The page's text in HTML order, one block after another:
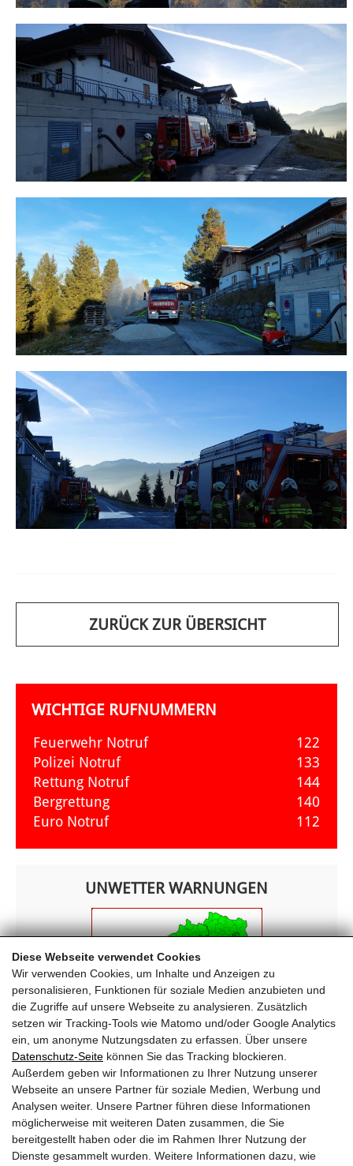
Diese Webseite verwendet Cookies
Wir verwenden Cookies, um Inhalte und Anzeigen zu
personalisieren, Funktionen für soziale Medien anzubieten und
die Zugriffe auf unsere Webseite zu analysieren. Zusätzlich
setzen wir Tracking-Tools wie Matomo und/oder Google Analytics
ein, um anonyme Nutzungsdaten zu erfassen. Über unsere
Datenschutz-Seite können Sie das Tracking blockieren.
Außerdem geben wir Informationen zu Ihrer Nutzung unserer
Webseite an unsere Partner für soziale Medien, Werbung und
Analysen weiter. Unsere Partner führen diese Informationen
möglicherweise mit weiteren Daten zusammen, die Sie
bereitgestellt haben oder die im Rahmen Ihrer Nutzung der
Dienste gesammelt wurden. Weitere Informationen dazu, wie
ZURÜCK ZUR ÜBERSICHT
WICHTIGE RUFNUMMERN
Feuerwehr Notruf
122
Polizei Notruf
133
Rettung Notruf
144
Bergrettung
140
Euro Notruf
112
UNWETTER WARNUNGEN
FREIWILLIGE FEUERWEHR KRIMML
Oberkrimml 203
5743 Krimml